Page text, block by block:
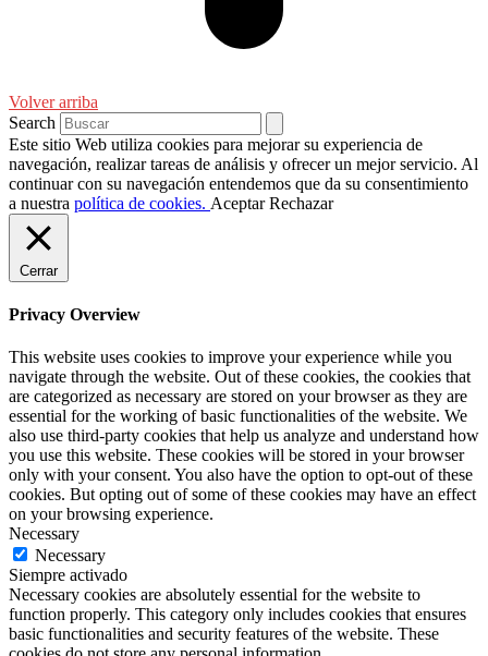
Volver arriba
Search
Este sitio Web utiliza cookies para mejorar su experiencia de
navegación, realizar tareas de análisis y ofrecer un mejor servicio. Al
continuar con su navegación entendemos que da su consentimiento
a nuestra política de cookies. Aceptar Rechazar
Cerrar
Privacy Overview
This website uses cookies to improve your experience while you
navigate through the website. Out of these cookies, the cookies that
are categorized as necessary are stored on your browser as they are
essential for the working of basic functionalities of the website. We
also use third-party cookies that help us analyze and understand how
you use this website. These cookies will be stored in your browser
only with your consent. You also have the option to opt-out of these
cookies. But opting out of some of these cookies may have an effect
on your browsing experience.
Necessary
Necessary
Siempre activado
Necessary cookies are absolutely essential for the website to
function properly. This category only includes cookies that ensures
basic functionalities and security features of the website. These